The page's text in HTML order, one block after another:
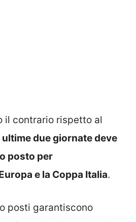
il contrario rispetto al
ultime due giornate deve
posto per
e la Coppa Italia.
posti garantiscono